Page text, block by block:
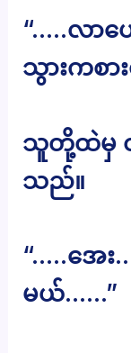
“…..လာ
သွားကစာ
သူတို့ထဲမှ
သည်။
“…..အေး
မယ်……”